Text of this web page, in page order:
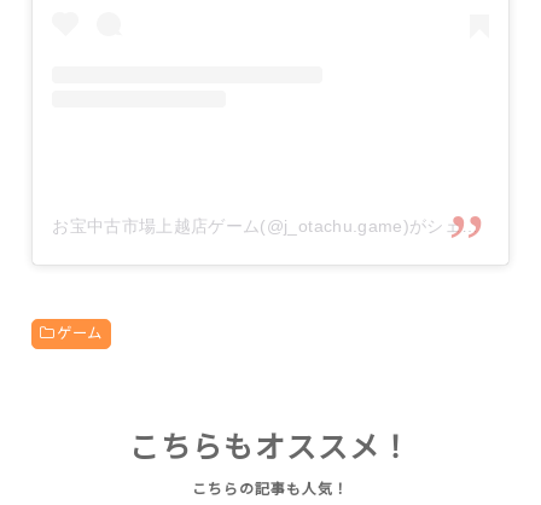
お宝中古市場上越店ゲーム(@j_otachu.game)がシェアした投稿
ゲーム
こちらもオススメ！